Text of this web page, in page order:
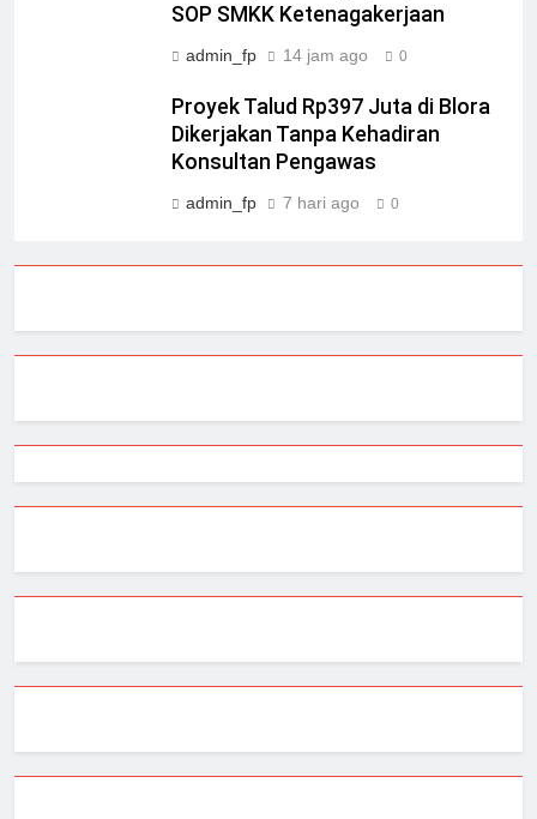
SOP SMKK Ketenagakerjaan
admin_fp 14 jam ago 0
Proyek Talud Rp397 Juta di Blora
Dikerjakan Tanpa Kehadiran
Konsultan Pengawas
admin_fp 7 hari ago 0